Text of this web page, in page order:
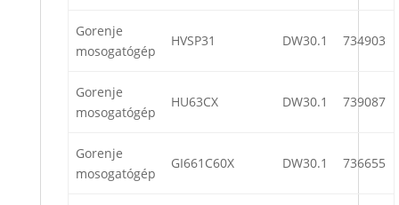
Gorenje
mosogatógép
HVSP31 DW30.1 734903
Gorenje
mosogatógép
HU63CX DW30.1 739087
Gorenje
mosogatógép
GI661C60X DW30.1 736655